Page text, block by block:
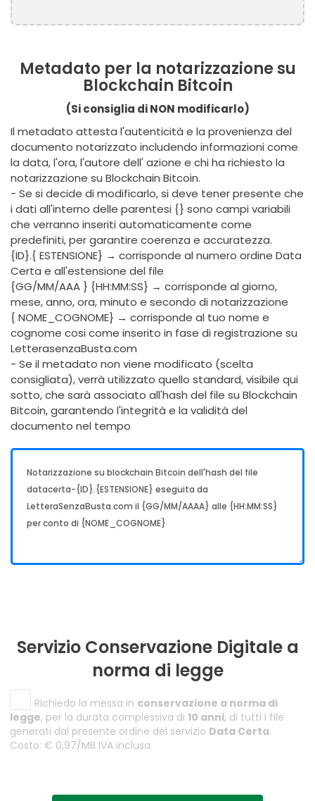
Metadato per la notarizzazione su
Blockchain Bitcoin
(Si consiglia di NON modificarlo)
Il metadato attesta l'autenticità e la provenienza del
documento notarizzato includendo informazioni come
la data, l'ora, l'autore dell' azione e chi ha richiesto la
notarizzazione su Blockchain Bitcoin.
- Se si decide di modificarlo, si deve tener presente che
i dati all'interno delle parentesi {} sono campi variabili
che verranno inseriti automaticamente come
predefiniti, per garantire coerenza e accuratezza.
{ID}.{ ESTENSIONE} → corrisponde al numero ordine Data
Certa e all'estensione del file
{GG/MM/AAA } {HH:MM:SS} → corrisponde al giorno,
mese, anno, ora, minuto e secondo di notarizzazione
{ NOME_COGNOME} → corrisponde al tuo nome e
cognome cosi come inserito in fase di registrazione su
LetterasenzaBusta.com
- Se il metadato non viene modificato (scelta
consigliata), verrà utilizzato quello standard, visibile qui
sotto, che sarà associato all'hash del file su Blockchain
Bitcoin, garantendo l'integrità e la validità del
documento nel tempo
Servizio Conservazione Digitale a
norma di legge
Richiedo la messa in conservazione a norma di
legge, per la durata complessiva di 10 anni, di tutti i file
generati dal presente ordine del servizio Data Certa.
Costo: € 0,97/MB IVA inclusa.